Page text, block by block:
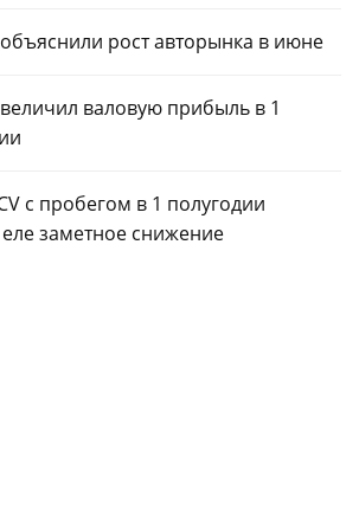
рост авторынка в июне
валовую прибыль в 1
с пробегом в 1 полугодии
заметное снижение